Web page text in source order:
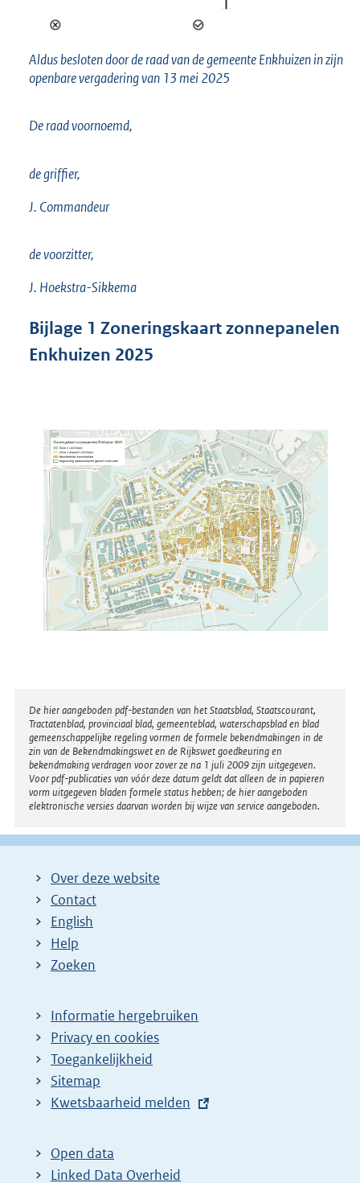
Aldus besloten door de raad van de gemeente Enkhuizen in zijn
openbare vergadering van 13 mei 2025
De raad voornoemd,
de griffier,
J. Commandeur
de voorzitter,
J. Hoekstra-Sikkema
Bijlage 1 Zoneringskaart zonnepanelen
Enkhuizen 2025
Disclaimer
De hier aangeboden pdf-bestanden van het Staatsblad, Staatscourant,
Tractatenblad, provinciaal blad, gemeenteblad, waterschapsblad en blad
gemeenschappelijke regeling vormen de formele bekendmakingen in de
zin van de Bekendmakingswet en de Rijkswet goedkeuring en
bekendmaking verdragen voor zover ze na 1 juli 2009 zijn uitgegeven.
Voor pdf-publicaties van vóór deze datum geldt dat alleen de in papieren
vorm uitgegeven bladen formele status hebben; de hier aangeboden
elektronische versies daarvan worden bij wijze van service aangeboden.
Over deze website
Contact
English
Help
Zoeken
Informatie hergebruiken
Privacy en cookies
Toegankelijkheid
Sitemap
E
t
e
Kwetsbaarheid melden
Open data
Linked Data Overheid